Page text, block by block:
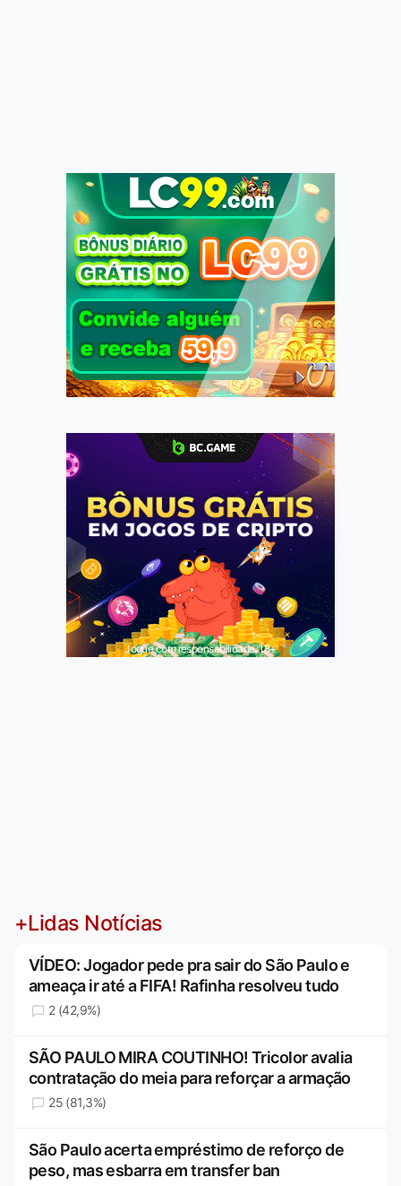
Jogue com responsabilidade. 18+
+Lidas Notícias
VÍDEO: Jogador pede pra sair do São Paulo e
ameaça ir até a FIFA! Rafinha resolveu tudo
2 (42,9%)
SÃO PAULO MIRA COUTINHO! Tricolor avalia
contratação do meia para reforçar a armação
25 (81,3%)
São Paulo acerta empréstimo de reforço de
peso, mas esbarra em transfer ban